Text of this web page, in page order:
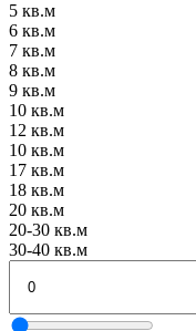
5 кв.м
6 кв.м
7 кв.м
8 кв.м
9 кв.м
10 кв.м
12 кв.м
10 кв.м
17 кв.м
18 кв.м
20 кв.м
20-30 кв.м
30-40 кв.м